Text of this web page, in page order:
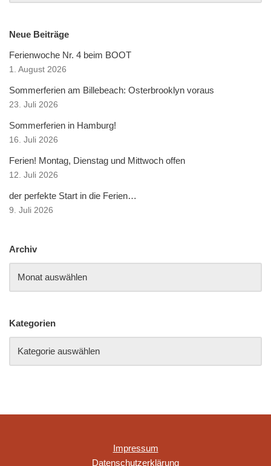
Neue Beiträge
Ferienwoche Nr. 4 beim BOOT
1. August 2026
Sommerferien am Billebeach: Osterbrooklyn voraus
23. Juli 2026
Sommerferien in Hamburg!
16. Juli 2026
Ferien! Montag, Dienstag und Mittwoch offen
12. Juli 2026
der perfekte Start in die Ferien…
9. Juli 2026
Archiv
Kategorien
Impressum
Datenschutzerklärung